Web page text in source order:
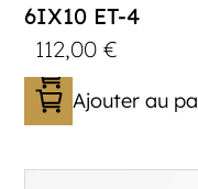
6IX10 ET-4
112,00€
Ajouter au